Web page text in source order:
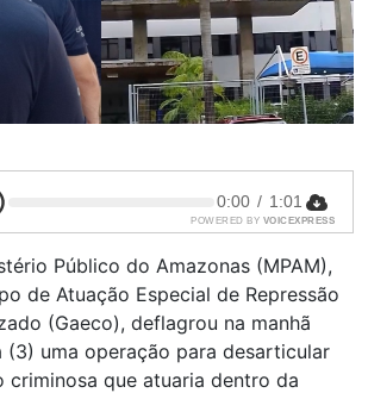
0:00 / 1:01
POWERED BY VOICEXPRESS
Público do Amazonas (MPAM),
de Atuação Especial de Repressão
(Gaeco), deflagrou na manhã
uma operação para desarticular
criminosa que atuaria dentro da